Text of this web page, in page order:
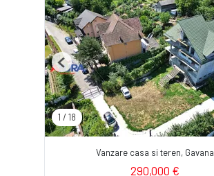
1 / 18
Previous
Vanzare casa si teren, Gavana
290,000 €